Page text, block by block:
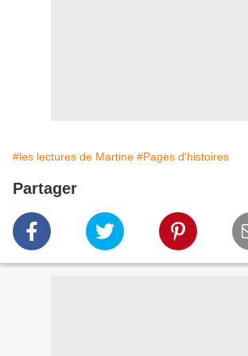
#les lectures de Martine #Pages d'histoires
Partager